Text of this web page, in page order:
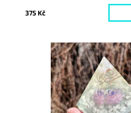
375 Kč
Dostupnost:
Vyprodáno
10101